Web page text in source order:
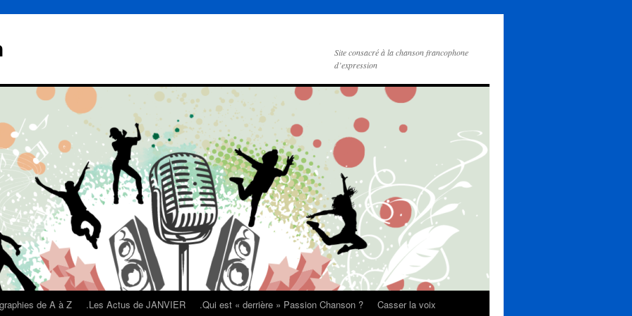
Site consacré à la chanson francophone
d’expression
de A à Z .Les Actus de JANVIER .Qui est « derrière » Passion Chanson ?
Casser la voix